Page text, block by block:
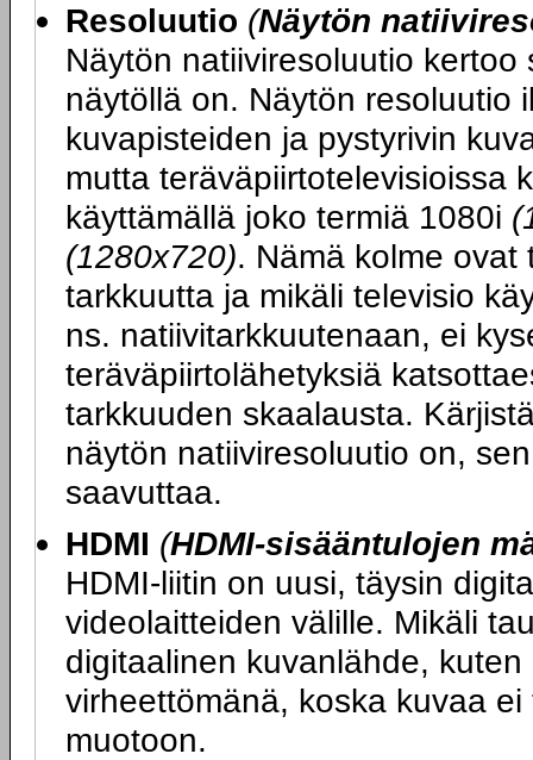
Resoluutio (Näytön
Näytön natiiviresoluutio
näytöllä on. Näytön resoluutio
kuvapisteiden ja pystyrivin
mutta teräväpiirtotelevisioissa
käyttämällä joko termiä 1080i
(1280x720). Nämä kolme ovat
tarkkuutta ja mikäli televisio
ns. natiivitarkkuutenaan, ei
teräväpiirtolähetyksiä
tarkkuuden skaalausta.
näytön natiiviresoluutio on,
saavuttaa.
HDMI (HDMI-sisääntulojen
HDMI-liitin on uusi, täysin
videolaitteiden välille. Mikäli
digitaalinen kuvanlähde,
virheettömänä, koska kuvaa
muotoon.